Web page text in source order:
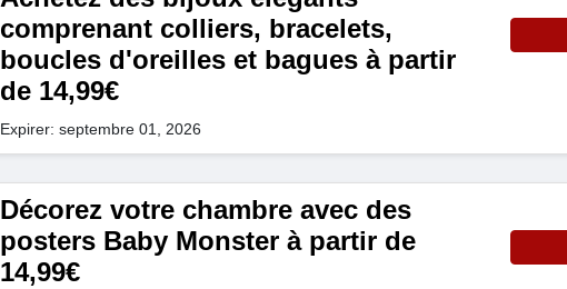
comprenant colliers, bracelets,
boucles d'oreilles et bagues à partir
de 14,99€
Expirer: septembre 01, 2026
Décorez votre chambre avec des
posters Baby Monster à partir de
14,99€